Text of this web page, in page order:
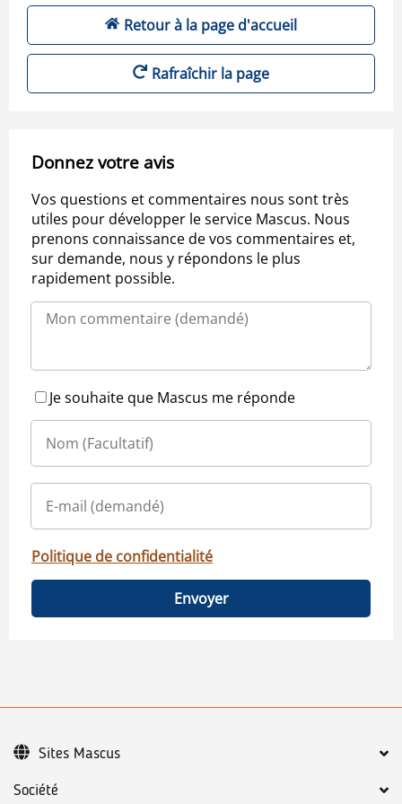
Retour à la page d'accueil
Rafraîchir la page
Donnez votre avis
Vos questions et commentaires nous sont très
utiles pour développer le service Mascus. Nous
prenons connaissance de vos commentaires et,
sur demande, nous y répondons le plus
rapidement possible.
Je souhaite que Mascus me réponde
Politique de confidentialité
Envoyer
Société
Sites Mascus